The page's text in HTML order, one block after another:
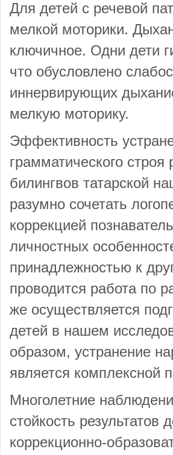
Для детей с речевой
мелкой моторики.
ключичное. Одни дети
что обусловлено
иннервирующих
мелкую моторику.
Эффективность
грамматического
билингвов татарской
разумно сочетать
коррекцией
личностных
принадлежностью к
проводится работа по
же осуществляется
детей в нашем
образом, устранение
является комплексной
Многолетние
стойкость результатов
коррекционно-